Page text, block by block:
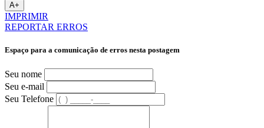
A+
IMPRIMIR
REPORTAR ERROS
Espaço para a comunicação de erros nesta postagem
Seu nome
Seu e-mail
Seu Telefone